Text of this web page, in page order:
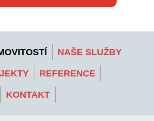
NAŠE SLUŽBY
REFERENCE
KONTAKT